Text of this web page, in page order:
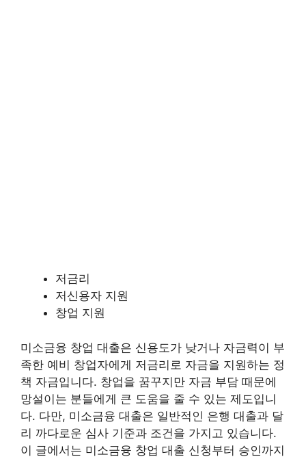
저금리
저신용자 지원
창업 지원
미소금융 창업 대출은 신용도가 낮거나 자금력이 부
족한 예비 창업자에게 저금리로 자금을 지원하는 정
책 자금입니다. 창업을 꿈꾸지만 자금 부담 때문에
망설이는 분들에게 큰 도움을 줄 수 있는 제도입니
다. 다만, 미소금융 대출은 일반적인 은행 대출과 달
리 까다로운 심사 기준과 조건을 가지고 있습니다.
이 글에서는 미소금융 창업 대출 신청부터 승인까지